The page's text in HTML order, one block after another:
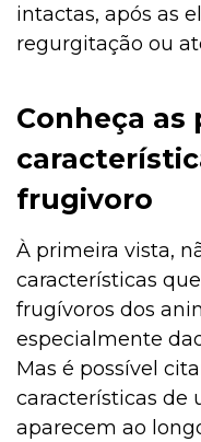
intactas, após as
regurgitação ou
Conheça as
frugivoro
À primeira vista,
características
frugívoros dos
especialmente
Mas é possível
características de
aparecem ao